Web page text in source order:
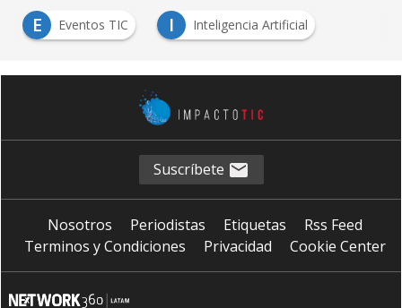
E
Eventos TIC I Inteligencia Artificial
Suscríbete
Nosotros Periodistas Etiquetas
Rss Feed
Terminos y Condiciones
Privacidad Cookie Center